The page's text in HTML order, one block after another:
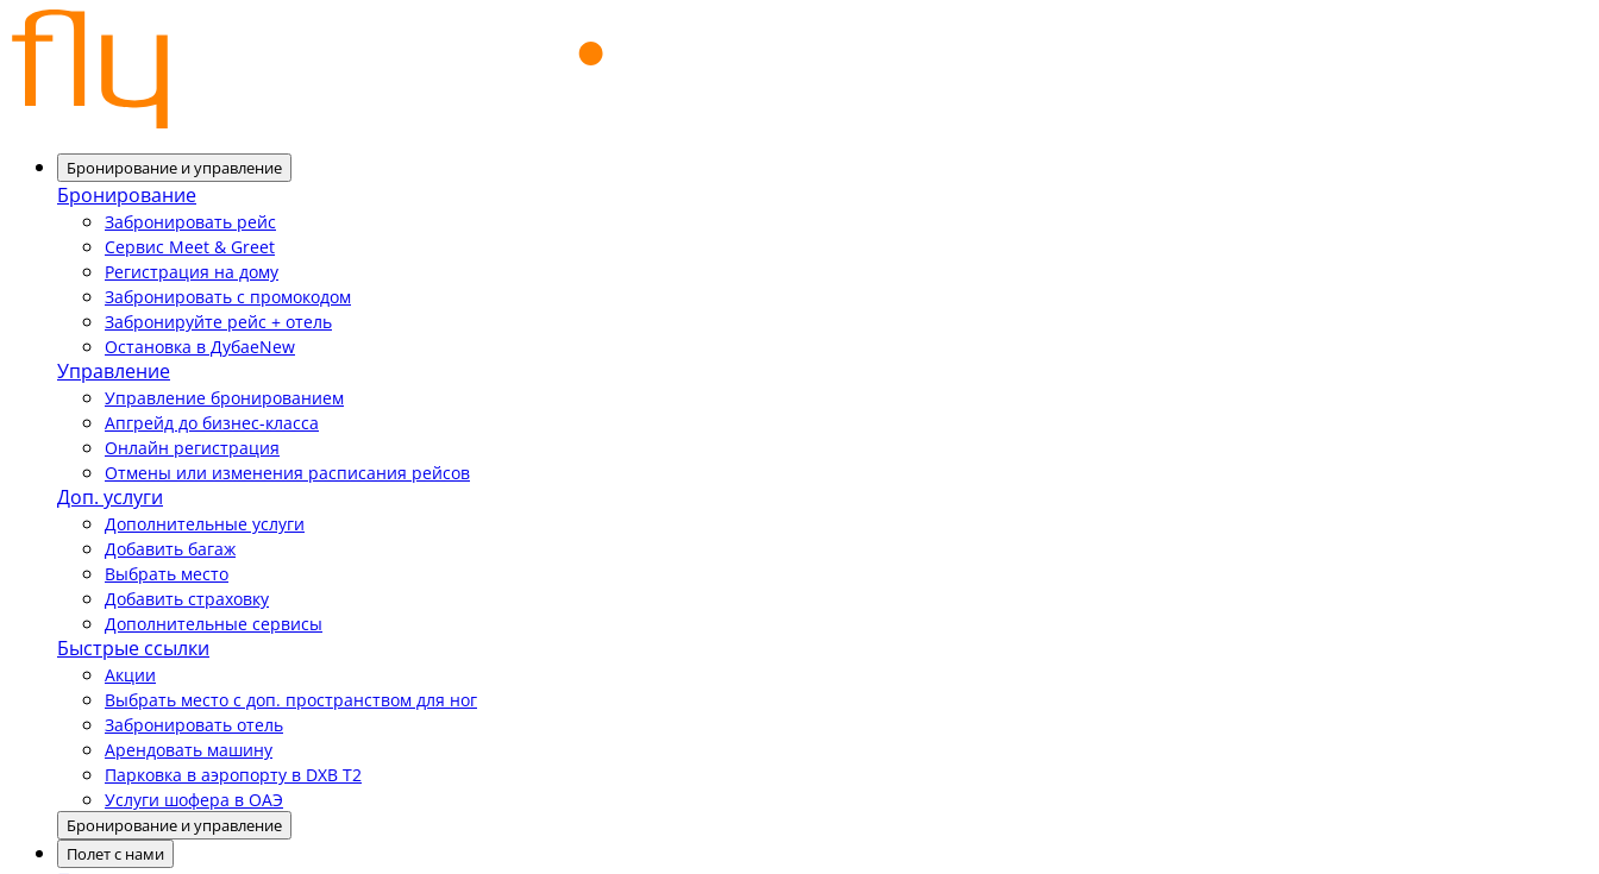
Бронирование и управление
Бронирование
Забронировать рейс
Сервис Meet & Greet
Регистрация на дому
Забронировать с промокодом
Забронируйте рейс + отель
Остановка в ДубаеNew
Управление
Управление бронированием
Апгрейд до бизнес-класса
Онлайн регистрация
Отмены или изменения расписания рейсов
Доп. услуги
Дополнительные услуги
Добавить багаж
Выбрать место
Добавить страховку
Дополнительные сервисы
Быстрые ссылки
Акции
Выбрать место с доп. пространством для ног
Забронировать отель
Арендовать машину
Парковка в аэропорту в DXB T2
Услуги шофера в ОАЭ
Бронирование и управление
Полет с нами